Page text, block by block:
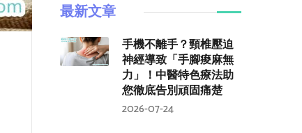
最新文章
手機不離手？頸椎壓迫
神經導致「手腳痠麻無
力」！中醫特色療法助
您徹底告別頑固痛楚
2026-07-24